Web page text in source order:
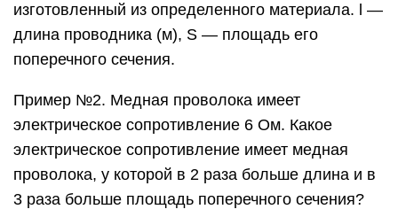
изготовленный из определенного материала. l —
длина проводника (м), S — площадь его
поперечного сечения.
Пример №2. Медная проволока имеет
электрическое сопротивление 6 Ом. Какое
электрическое сопротивление имеет медная
проволока, у которой в 2 раза больше длина и в
3 раза больше площадь поперечного сечения?